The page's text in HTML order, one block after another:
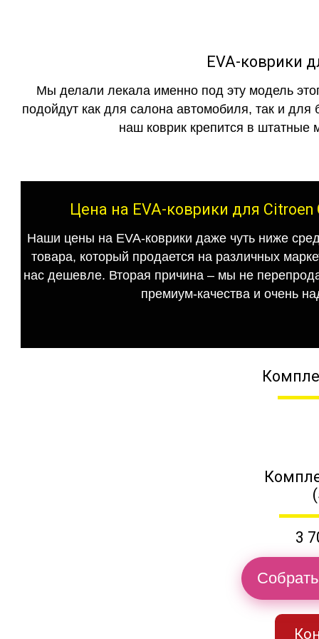
EVA-коврики
Мы делали лекала именно под эту модель
подойдут как для салона автомобиля, так и для
наш коврик крепится в штатные
Цена на EVA-коврики для
Наши цены на EVA-коврики даже чуть ниже
товара, который продается на различных
нас дешевле. Вторая причина – мы не
премиум-качества и очень
3